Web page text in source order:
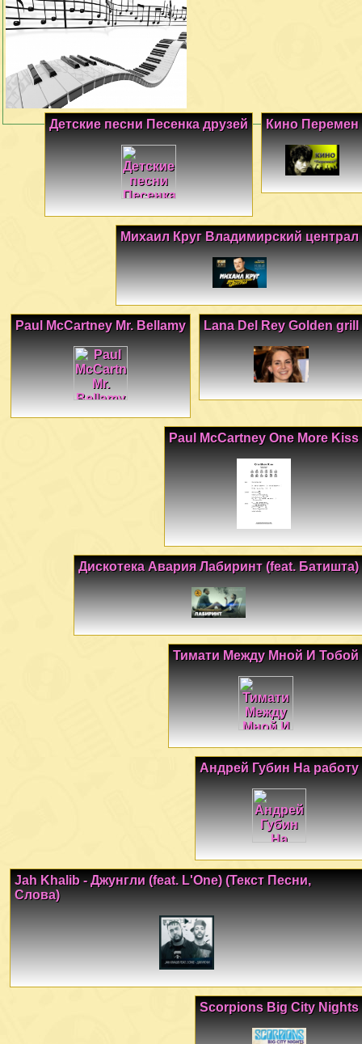
Кино Перемен
Детские песни Песенка друзей
Михаил Круг Владимирский централ
Lana Del Rey Golden grill
Paul McCartney Mr. Bellamy
Paul McCartney One More Kiss
Дискотека Авария Лабиринт (feat. Батишта)
Тимати Между Мной И Тобой
Андрей Губин На работу
Jah Khalib - Джунгли (feat. L'One) (Текст Песни,
Слова)
Scorpions Big City Nights